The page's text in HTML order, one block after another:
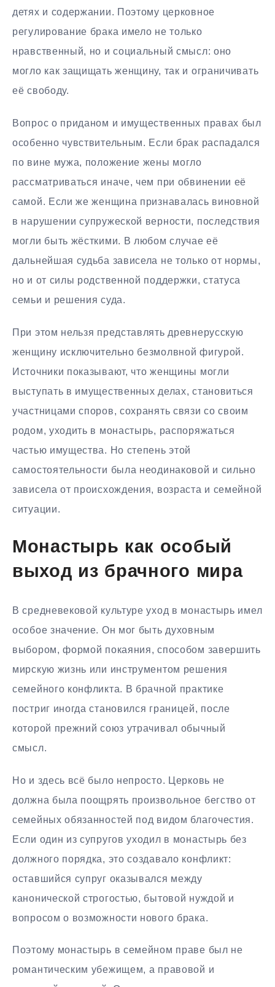
детях и содержании. Поэтому церковное
регулирование брака имело не только
нравственный, но и социальный смысл: оно
могло как защищать женщину, так и ограничивать
её свободу.
Вопрос о приданом и имущественных правах был
особенно чувствительным. Если брак распадался
по вине мужа, положение жены могло
рассматриваться иначе, чем при обвинении её
самой. Если же женщина признавалась виновной
в нарушении супружеской верности, последствия
могли быть жёсткими. В любом случае её
дальнейшая судьба зависела не только от нормы,
но и от силы родственной поддержки, статуса
семьи и решения суда.
При этом нельзя представлять древнерусскую
женщину исключительно безмолвной фигурой.
Источники показывают, что женщины могли
выступать в имущественных делах, становиться
участницами споров, сохранять связи со своим
родом, уходить в монастырь, распоряжаться
частью имущества. Но степень этой
самостоятельности была неодинаковой и сильно
зависела от происхождения, возраста и семейной
ситуации.
Монастырь как особый
выход из брачного мира
В средневековой культуре уход в монастырь имел
особое значение. Он мог быть духовным
выбором, формой покаяния, способом завершить
мирскую жизнь или инструментом решения
семейного конфликта. В брачной практике
постриг иногда становился границей, после
которой прежний союз утрачивал обычный
смысл.
Но и здесь всё было непросто. Церковь не
должна была поощрять произвольное бегство от
семейных обязанностей под видом благочестия.
Если один из супругов уходил в монастырь без
должного порядка, это создавало конфликт:
оставшийся супруг оказывался между
канонической строгостью, бытовой нуждой и
вопросом о возможности нового брака.
Поэтому монастырь в семейном праве был не
романтическим убежищем, а правовой и